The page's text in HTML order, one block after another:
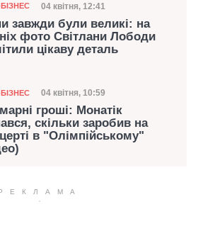
Дата публікації
04 квітня, 12:41
завжди були великі: на
фото Світлани Лободи
цікаву деталь
Дата публікації
04 квітня, 10:59
гроші: Монатік
скільки заробив на
в "Олімпійському"